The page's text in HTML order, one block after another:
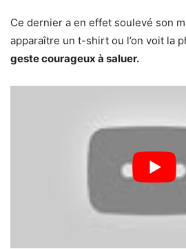
Ce dernier a en effet soulevé son
apparaître un t-shirt ou l’on voit la
geste courageux à saluer.